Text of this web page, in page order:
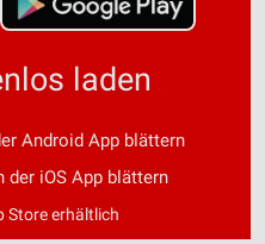
laden
Android App blättern
iOS App blättern
Store erhältlich